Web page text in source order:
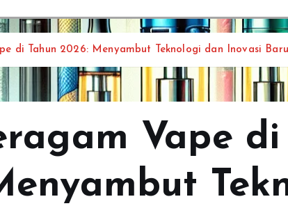
di Tahun 2026: Menyambut Teknologi dan Inovasi Baru
Vape di